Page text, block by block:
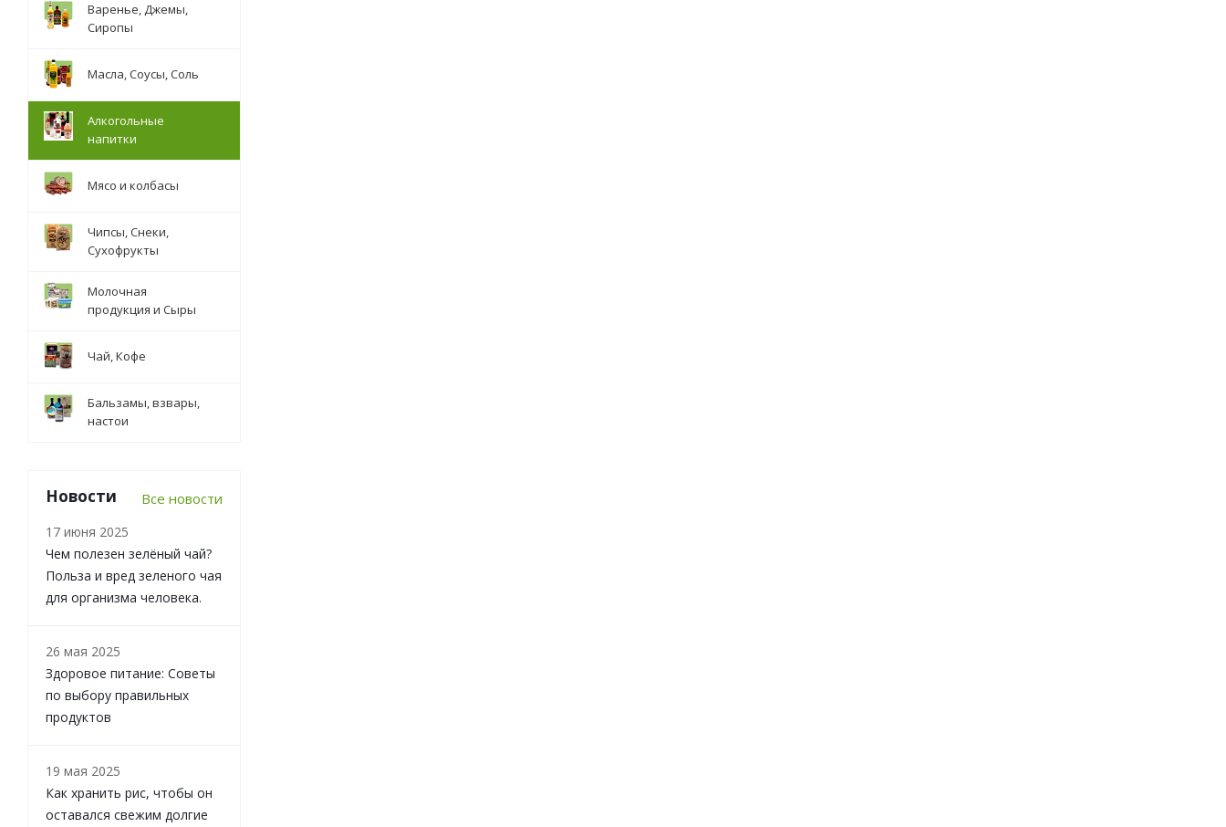
Варенье, Джемы,
Сиропы
Масла, Соусы, Соль
Алкогольные
напитки
Мясо и колбасы
Чипсы, Снеки,
Сухофрукты
Молочная
продукция и Сыры
Чай, Кофе
Бальзамы, взвары,
настои
Новости Все новости
17 июня 2025
Чем полезен зелёный чай?
Польза и вред зеленого чая
для организма человека.
26 мая 2025
Здоровое питание: Советы
по выбору правильных
продуктов
19 мая 2025
Как хранить рис, чтобы он
оставался свежим долгие